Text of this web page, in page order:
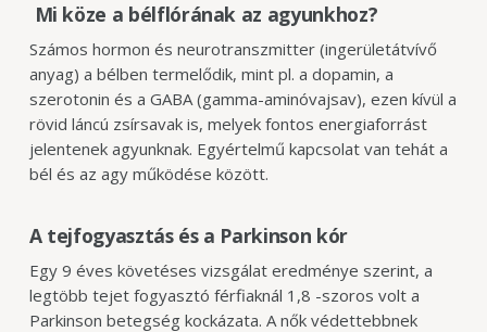
Mi köze a bélflórának az agyunkhoz?
Számos hormon és neurotranszmitter (ingerületátvívő
anyag) a bélben termelődik, mint pl. a dopamin, a
szerotonin és a GABA (gamma-aminóvajsav), ezen kívül a
rövid láncú zsírsavak is, melyek fontos energiaforrást
jelentenek agyunknak. Egyértelmű kapcsolat van tehát a
bél és az agy működése között.
A tejfogyasztás és a Parkinson kór
Egy 9 éves követéses vizsgálat eredménye szerint, a
legtöbb tejet fogyasztó férfiaknál 1,8 -szoros volt a
Parkinson betegség kockázata. A nők védettebbnek